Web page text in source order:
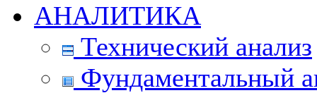
АНАЛИТИКА
Технический анализ
Фундаментальный